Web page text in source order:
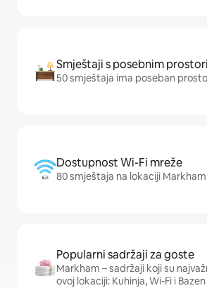
Smještaji s posebnim
50 smještaja ima poseban
Dostupnost Wi-Fi mreže
80 smještaja na lokaciji
Popularni sadržaji za goste
Markham – sadržaji koji su
ovoj lokaciji: Kuhinja, Wi-Fi i Bazen